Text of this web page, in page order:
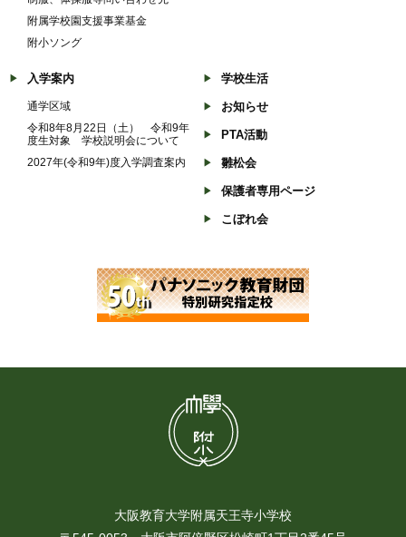
附属学校園支援事業基金
附小ソング
入学案内
通学区域
令和8年8月22日（土） 令和9年
度生対象 学校説明会について
2027年(令和9年)度入学調査案内
学校生活
お知らせ
PTA活動
雛松会
保護者専用ページ
こぼれ会
大阪教育大学附属天王寺小学校